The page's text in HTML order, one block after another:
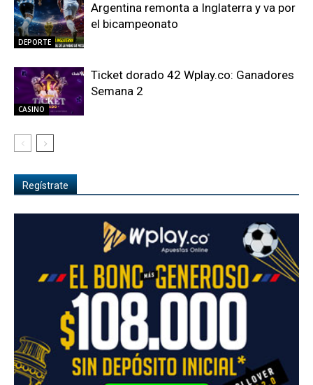
DEPORTE
Argentina remonta a Inglaterra y va por
el bicampeonato
CASINO
Ticket dorado 42 Wplay.co: Ganadores
Semana 2
Regístrate